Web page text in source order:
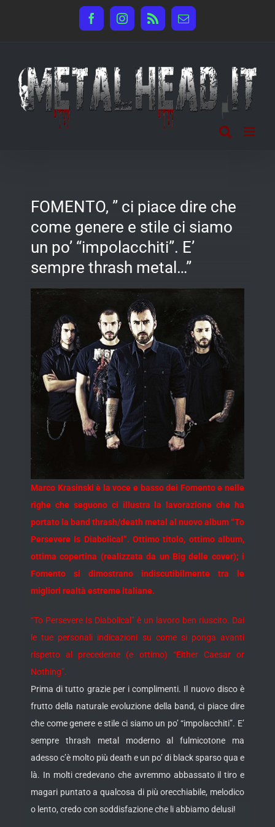
FacebookInstagram
Rss Email
FOMENTO, ” ci piace dire che
come genere e stile ci siamo
un po’ “impolacchiti”. E’
sempre thrash metal…”
Marco Krasinski è la voce e basso dei Fomento e nelle
righe che seguono ci illustra la lavorazione che ha
portato la band thrash/death metal al nuovo album “To
Persevere Is Diabolical”. Ottimo titolo, ottimo album,
ottima copertina (realizzata da un Big delle cover); i
Fomento si dimostrano indiscutibilmente tra le
migliori realtà estreme italiane.
“To Persevere Is Diabolical” è un lavoro ben riuscito. Dai
le tue personali indicazioni su come si ponga avanti
rispetto al precedente (e ottimo) “Either Caesar or
Nothing”.
Prima di tutto grazie per i complimenti. Il nuovo disco è
frutto della naturale evoluzione della band, ci piace dire
che come genere e stile ci siamo un po’ “impolacchiti”. E’
sempre thrash metal moderno al fulmicotone ma
adesso c’è molto più death e un po’ di black sparso qua e
là. In molti credevano che avremmo abbassato il tiro e
magari puntato a qualcosa di più orecchiabile, melodico
o lento, credo con soddisfazione che li abbiamo delusi!